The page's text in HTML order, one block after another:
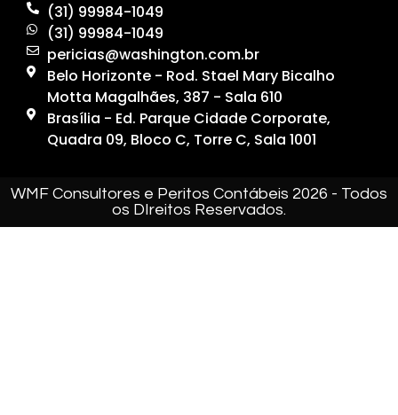
(31) 99984-1049
(31) 99984-1049
pericias@washington.com.br
Belo Horizonte - Rod. Stael Mary Bicalho
Motta Magalhães, 387 - Sala 610
Brasília - Ed. Parque Cidade Corporate,
Quadra 09, Bloco C, Torre C, Sala 1001
WMF Consultores e Peritos Contábeis 2026 - Todos
os DIreitos Reservados.